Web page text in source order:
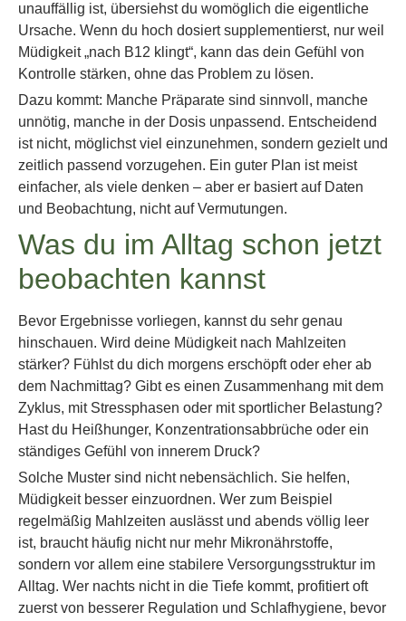
unauffällig ist, übersiehst du womöglich die eigentliche
Ursache. Wenn du hoch dosiert supplementierst, nur weil
Müdigkeit „nach B12 klingt“, kann das dein Gefühl von
Kontrolle stärken, ohne das Problem zu lösen.
Dazu kommt: Manche Präparate sind sinnvoll, manche
unnötig, manche in der Dosis unpassend. Entscheidend
ist nicht, möglichst viel einzunehmen, sondern gezielt und
zeitlich passend vorzugehen. Ein guter Plan ist meist
einfacher, als viele denken – aber er basiert auf Daten
und Beobachtung, nicht auf Vermutungen.
Was du im Alltag schon jetzt
beobachten kannst
Bevor Ergebnisse vorliegen, kannst du sehr genau
hinschauen. Wird deine Müdigkeit nach Mahlzeiten
stärker? Fühlst du dich morgens erschöpft oder eher ab
dem Nachmittag? Gibt es einen Zusammenhang mit dem
Zyklus, mit Stressphasen oder mit sportlicher Belastung?
Hast du Heißhunger, Konzentrationsabbrüche oder ein
ständiges Gefühl von innerem Druck?
Solche Muster sind nicht nebensächlich. Sie helfen,
Müdigkeit besser einzuordnen. Wer zum Beispiel
regelmäßig Mahlzeiten auslässt und abends völlig leer
ist, braucht häufig nicht nur mehr Mikronährstoffe,
sondern vor allem eine stabilere Versorgungsstruktur im
Alltag. Wer nachts nicht in die Tiefe kommt, profitiert oft
zuerst von besserer Regulation und Schlafhygiene, bevor